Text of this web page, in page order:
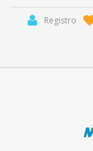
Registro